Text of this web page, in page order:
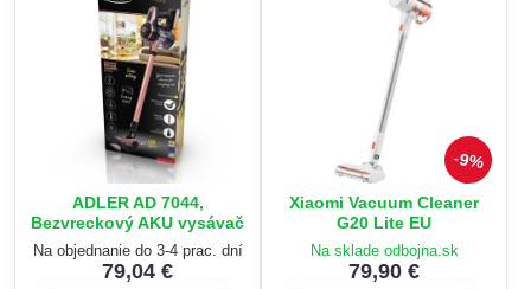
ADLER AD 7044,
Bezvreckový AKU vysávač
Na objednanie do 3-4 prac. dní
79,04 €
9%
Xiaomi Vacuum Cleaner
G20 Lite EU
Na sklade odbojna.sk
79,90 €